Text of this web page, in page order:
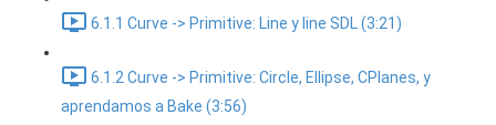
6.1.1 Curve -> Primitive: Line y line SDL (3:21)
6.1.2 Curve -> Primitive: Circle, Ellipse, CPlanes, y
aprendamos a Bake (3:56)